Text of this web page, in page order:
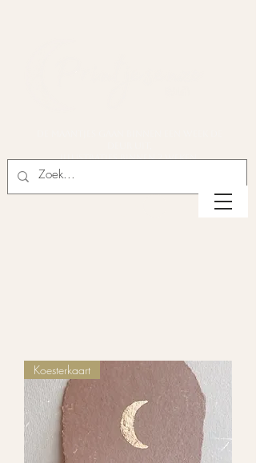
illustraties binnen 2 weken.
Koesterkaart